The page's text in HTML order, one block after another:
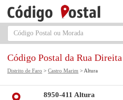
Código Postal da Rua Direita
Distrito de Faro > Castro Marim > Altura
8950-411 Altura